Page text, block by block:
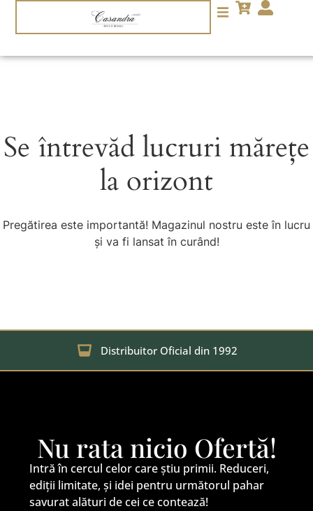
Se întrevăd lucruri mărețe
la orizont
Pregătirea este importantă! Magazinul nostru este în lucru
și va fi lansat în curând!
Distribuitor Oficial din 1992
Nu rata nicio Ofertă!
Intră în cercul celor care știu primii. Reduceri,
ediții limitate, și idei pentru următorul pahar
savurat alături de cei ce contează!